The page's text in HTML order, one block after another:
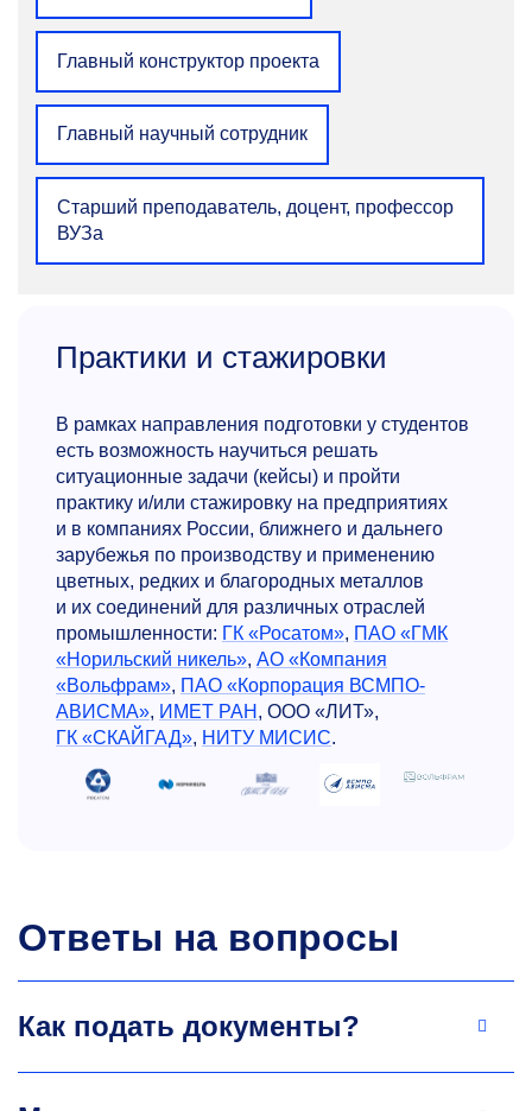
Область научных интересов: металлургия
легких металлов, электролиз расплавов
и растворов.
e.kondratieva@misis.ru
Сергей Валентинович
Быстров
К.т.н., старший преподавателькафедры
цветных металлов и золота
Область научных интересов: пирометаллургия
тяжелых цветных металлов, теория
и технология процессов
+7 499 236-40-68
bystrov.sv@misis.ru
Главный конструктор проекта
Главный научный сотрудник
Старший преподаватель, доцент, профессор
ВУЗа
Практики и стажировки
В рамках направления подготовки у студентов
есть возможность научиться решать
ситуационные задачи (кейсы) и пройти
практику и/или стажировку на предприятиях
и в компаниях России, ближнего и дальнего
зарубежья по производству и применению
цветных, редких и благородных металлов
и их соединений для различных отраслей
промышленности: ГК «Росатом», ПАО «ГМК
«Норильский никель», АО «Компания
«Вольфрам», ПАО «Корпорация ВСМПО-
АВИСМА», ИМЕТ РАН , ООО «ЛИТ»,
ГК «СКАЙГАД», НИТУ МИСИС.
Ответы на вопросы
Как подать документы?